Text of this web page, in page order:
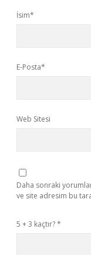
İsim*
E-Posta*
Web Sitesi
Daha sonraki
ve site adresim bu
5 + 3 kaçtır?*